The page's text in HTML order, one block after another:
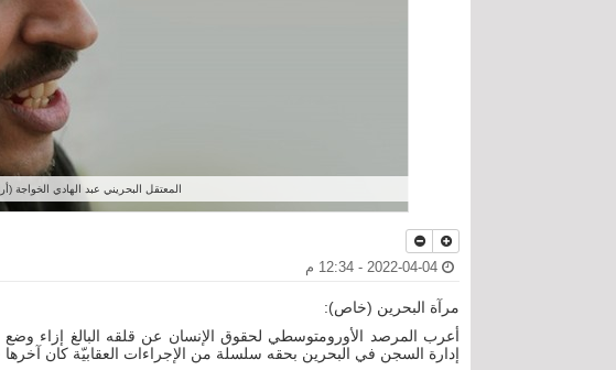
المعتقل البحريني عبد الهادي الخواجة
مرآة البحرين (خاص):
أعرب المرصد الأورومتوسطي لحقوق الإنسان عن قلقه البالغ إزاء
إدارة السجن في البحرين بحقه سلسلة من الإجراءات العقابيّة كان آخرها